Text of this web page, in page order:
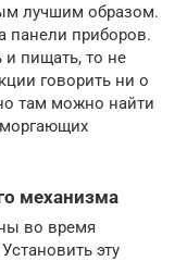
лучшим образом.
панели приборов.
и пищать, то не
говорить ни о
там можно найти
механизма
во время
эту